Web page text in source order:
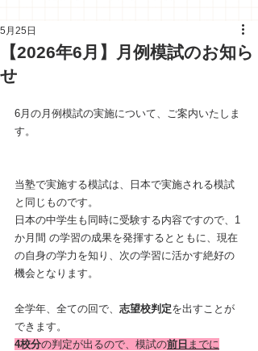
【2026年6月】月例模試のお知ら
せ
5月25日
6月の月例模試の実施について、ご案内いたしま
す。
当塾で実施する模試は、日本で実施される模試
と同じものです。
日本の中学生も同時に受験する内容ですので、1
か月間 の学習の成果を発揮するとともに、現在
の自身の学力を知り、次の学習に活かす絶好の
機会となります。
全学年、全ての回で、 志望校判定を出すことが
できます。
4校分の判定が出るので、模試の前日 までに